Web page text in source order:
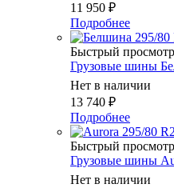
11 950 ₽
Подробнее
Быстрый просмотр
Грузовые шины
Нет в наличии
13 740 ₽
Подробнее
Быстрый просмотр
Грузовые шины
Нет в наличии